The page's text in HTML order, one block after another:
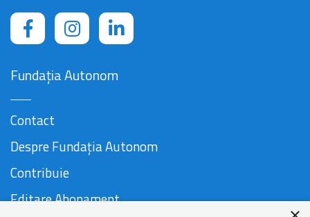
Fundația Autonom
Contact
Despre Fundația Autonom
Contribuie
Editare Abonament